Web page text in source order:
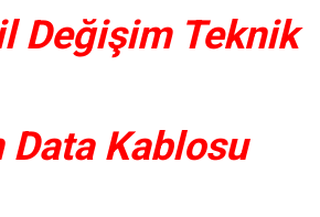
Değişim Teknik
Kablosu